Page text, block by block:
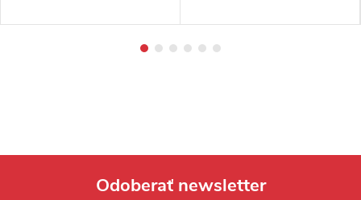
Odoberať newsletter